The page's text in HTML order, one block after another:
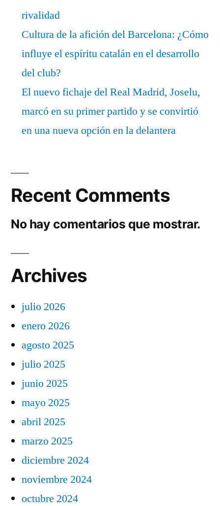
rivalidad
Cultura de la afición del Barcelona: ¿Cómo
influye el espíritu catalán en el desarrollo
del club?
El nuevo fichaje del Real Madrid, Joselu,
marcó en su primer partido y se convirtió
en una nueva opción en la delantera
Recent Comments
No hay comentarios que mostrar.
Archives
julio 2026
enero 2026
agosto 2025
julio 2025
junio 2025
mayo 2025
abril 2025
marzo 2025
diciembre 2024
noviembre 2024
octubre 2024